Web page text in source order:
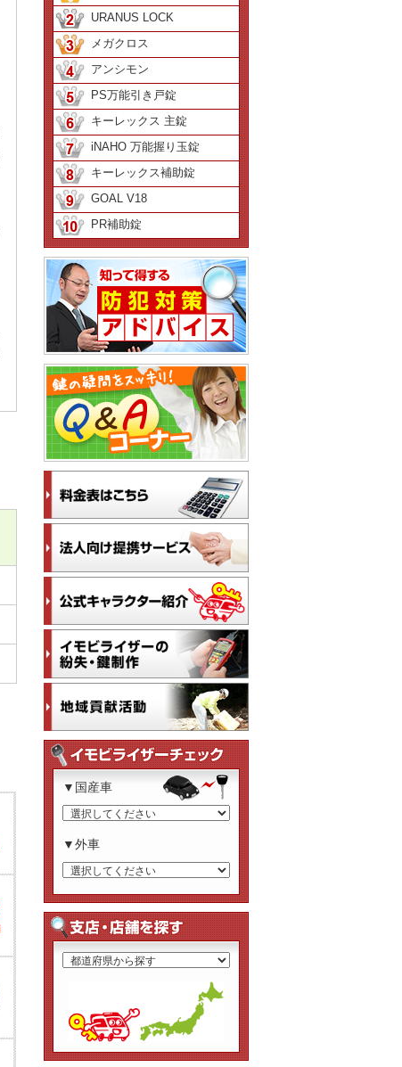
URANUS LOCK
メガクロス
アンシモン
PS万能引き戸錠
キーレックス 主錠
iNAHO 万能握り玉錠
キーレックス補助錠
GOAL V18
PR補助錠
▼国産車
▼外車